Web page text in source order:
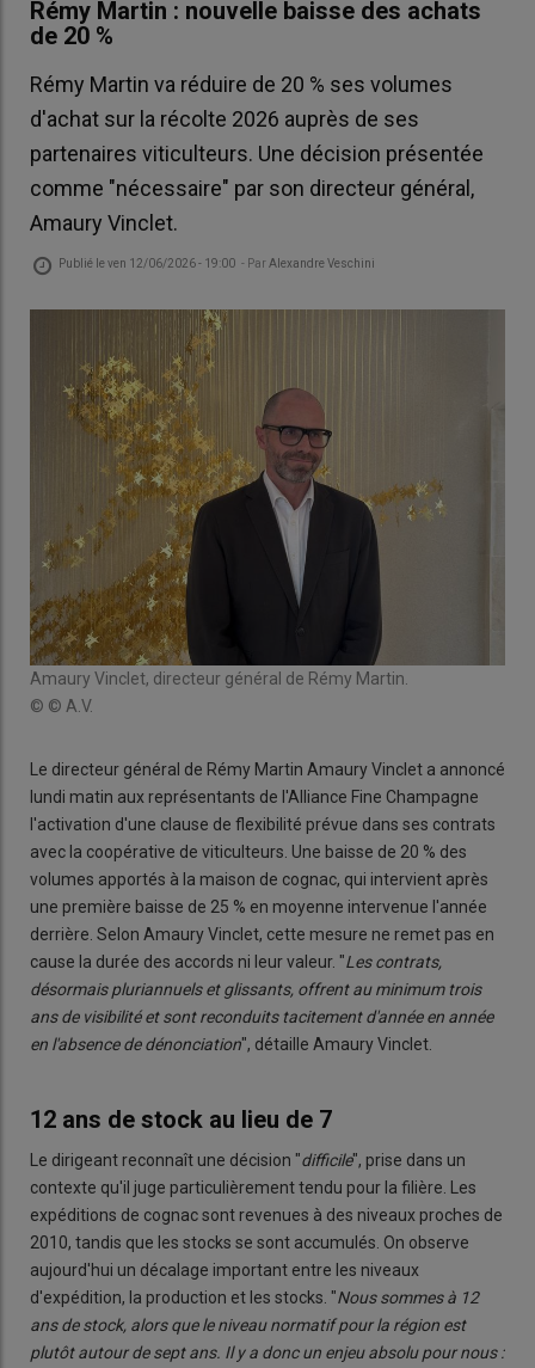
Rémy Martin : nouvelle baisse des achats
de 20 %
Rémy Martin va réduire de 20 % ses volumes
d'achat sur la récolte 2026 auprès de ses
partenaires viticulteurs. Une décision présentée
comme "nécessaire" par son directeur général,
Amaury Vinclet.
Publié leven 12/06/2026 - 19:00 - Par Alexandre Veschini
Amaury Vinclet, directeur général de Rémy Martin.
© © A.V.
Le directeur général de Rémy Martin Amaury Vinclet a annoncé
lundi matin aux représentants de l'Alliance Fine Champagne
l'activation d'une clause de flexibilité prévue dans ses contrats
avec la coopérative de viticulteurs. Une baisse de 20 % des
volumes apportés à la maison de cognac, qui intervient après
une première baisse de 25 % en moyenne intervenue l'année
derrière. Selon Amaury Vinclet, cette mesure ne remet pas en
cause la durée des accords ni leur valeur. "Les contrats,
désormais pluriannuels et glissants, offrent au minimum trois
ans de visibilité et sont reconduits tacitement d'année en année
en l'absence de dénonciation", détaille Amaury Vinclet.
12 ans de stock au lieu de 7
Le dirigeant reconnaît une décision "difficile", prise dans un
contexte qu'il juge particulièrement tendu pour la filière. Les
expéditions de cognac sont revenues à des niveaux proches de
2010, tandis que les stocks se sont accumulés. On observe
aujourd'hui un décalage important entre les niveaux
d'expédition, la production et les stocks. "Nous sommes à 12
ans de stock, alors que le niveau normatif pour la région est
plutôt autour de sept ans. Il y a donc un enjeu absolu pour nous :